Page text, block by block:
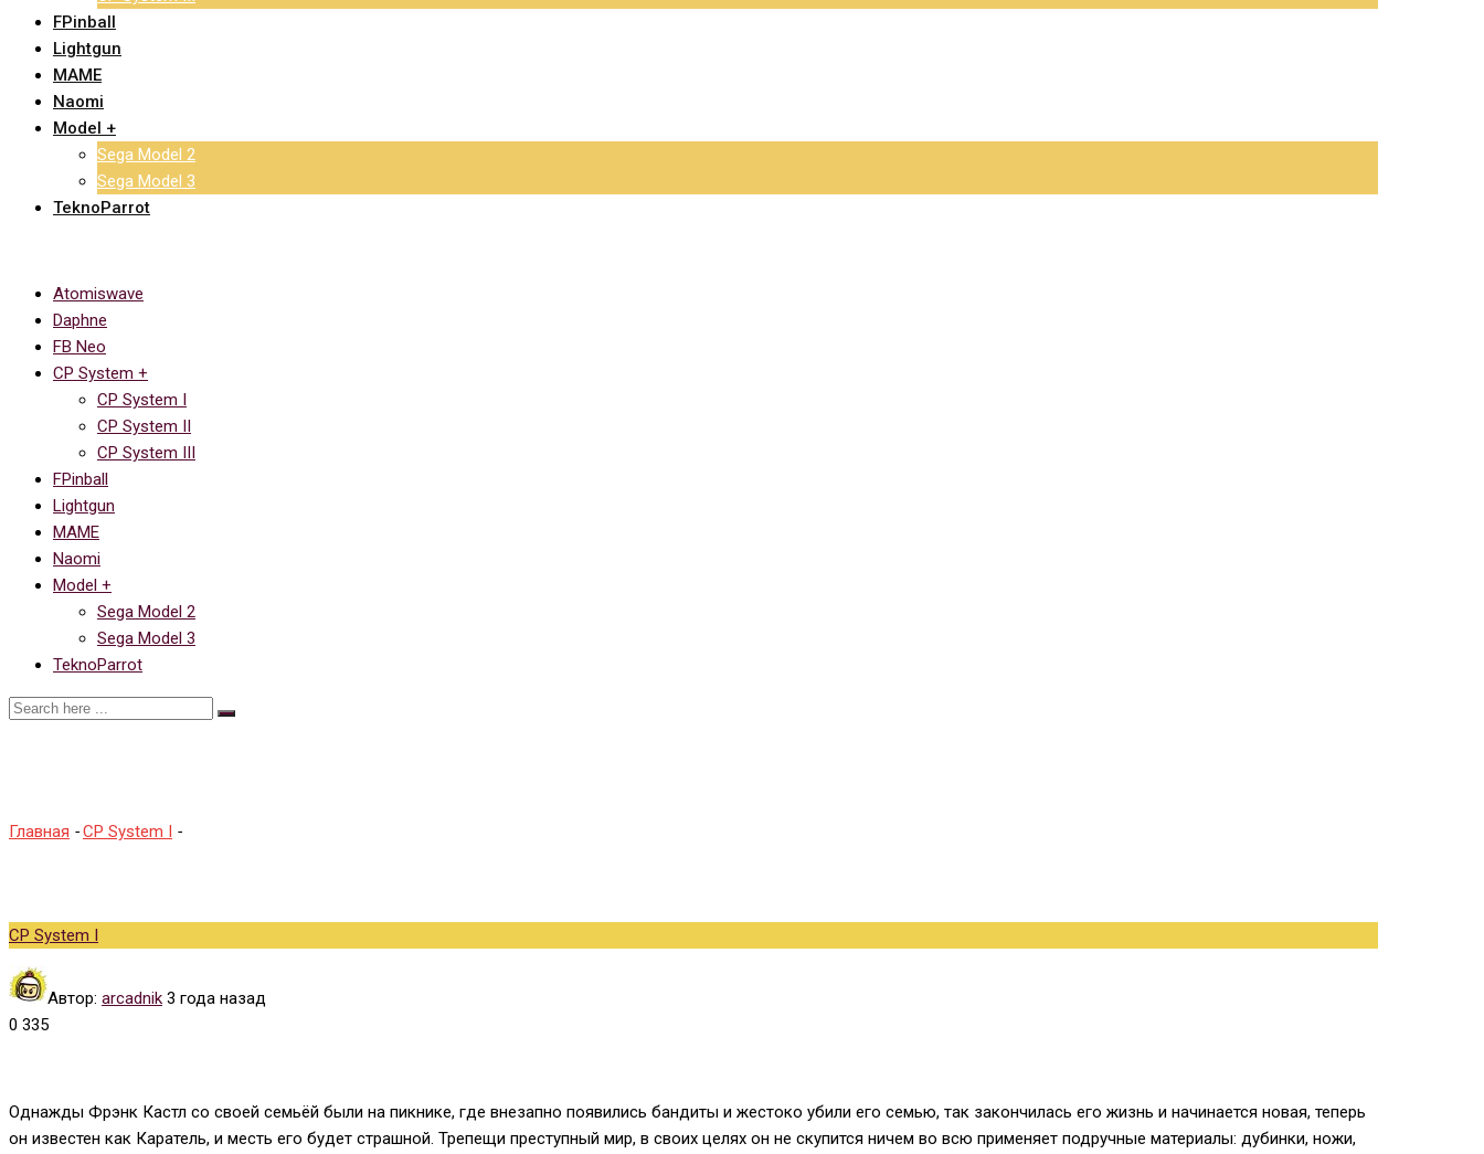
FPinball
Lightgun
MAME
Naomi
Model +
Sega Model 2
Sega Model 3
TeknoParrot
Atomiswave
Daphne
FB Neo
CP System +
CP System I
CP System II
CP System III
FPinball
Lightgun
MAME
Naomi
Model +
Sega Model 2
Sega Model 3
TeknoParrot
Главная -CP System I -
CP System I
Автор: arcadnik 3 года назад
0 335
Однажды Фрэнк Кастл со своей семьёй были на пикнике, где внезапно появились бандиты и жестоко убили его семью, так закончилась его жизнь и начинается новая, теперь
он известен как Каратель, и месть его будет страшной. Трепещи преступный мир, в своих целях он не скупится ничем во всю применяет подручные материалы: дубинки, ножи,